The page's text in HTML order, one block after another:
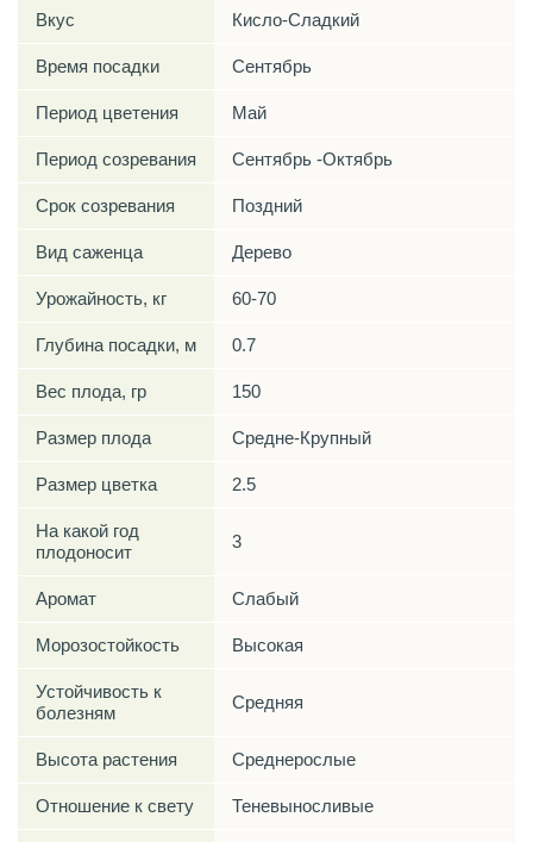
Вкус Кисло-Сладкий
Время посадки Сентябрь
Период цветения Май
Период созревания Сентябрь -Октябрь
Срок созревания Поздний
Вид саженца Дерево
Урожайность, кг 60-70
Глубина посадки, м 0.7
Вес плода, гр 150
Размер плода Средне-Крупный
Размер цветка 2.5
На какой год
плодоносит
3
Аромат Слабый
Морозостойкость Высокая
Устойчивость к
болезням
Средняя
Высота растения Среднерослые
Отношение к свету Теневыносливые